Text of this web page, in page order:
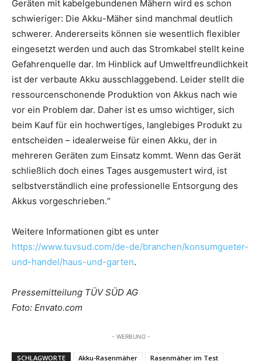
Geräten mit kabelgebundenen Mähern wird es schon
schwieriger: Die Akku-Mäher sind manchmal deutlich
schwerer. Andererseits können sie wesentlich flexibler
eingesetzt werden und auch das Stromkabel stellt keine
Gefahrenquelle dar. Im Hinblick auf Umweltfreundlichkeit
ist der verbaute Akku ausschlaggebend. Leider stellt die
ressourcenschonende Produktion von Akkus nach wie
vor ein Problem dar. Daher ist es umso wichtiger, sich
beim Kauf für ein hochwertiges, langlebiges Produkt zu
entscheiden – idealerweise für einen Akku, der in
mehreren Geräten zum Einsatz kommt. Wenn das Gerät
schließlich doch eines Tages ausgemustert wird, ist
selbstverständlich eine professionelle Entsorgung des
Akkus vorgeschrieben.“
Weitere Informationen gibt es unter
https://www.tuvsud.com/de-de/branchen/konsumgueter-
und-handel/haus-und-garten.
Pressemitteilung TÜV SÜD AG
Foto: Envato.com
- WERBUNG -
SCHLAGWORTE Akku-Rasenmäher
Rasenmäher im Test